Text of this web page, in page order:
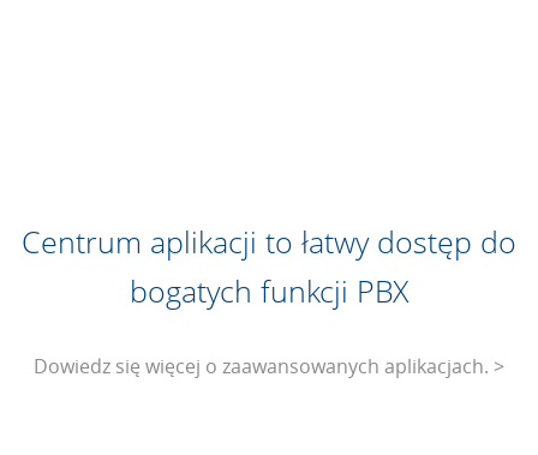
Centrum aplikacji to łatwy dostęp do
bogatych funkcji PBX
Dowiedz się więcej o zaawansowanych aplikacjach. >